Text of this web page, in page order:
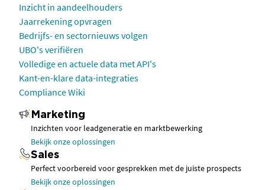
Inzicht in aandeelhouders
Jaarrekening opvragen
Bedrijfs- en sectornieuws volgen
UBO's verifiëren
Volledige en actuele data met API's
Kant-en-klare data-integraties
Compliance Wiki
Marketing
Inzichten voor leadgeneratie en marktbewerking
Bekijk onze oplossingen
Sales
Perfect voorbereid voor gesprekken met de juiste prospects
Bekijk onze oplossingen